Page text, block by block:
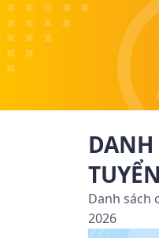
DANH
Danh sách
2026